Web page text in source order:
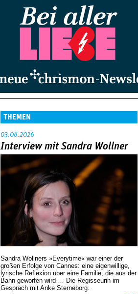
THEMEN
03.08.2026
Interview mit Sandra Wollner
Sandra Wollners »Everytime« war einer der
großen Erfolge von Cannes: eine eigenwillige,
lyrische Reflexion über eine ­Familie, die aus der
Bahn geworfen wird … Die Regisseurin im
Gespräch mit Anke Sterneborg.